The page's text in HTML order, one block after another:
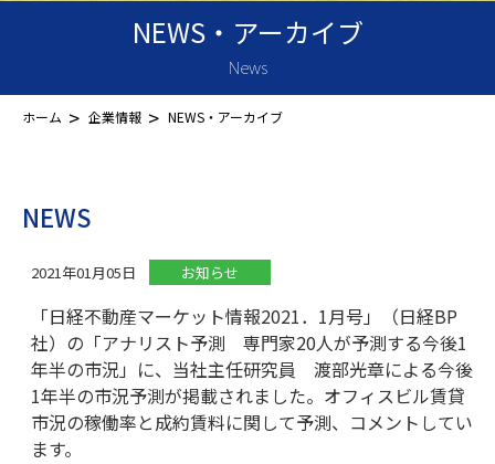
NEWS・アーカイブ
News
ホーム > 企業情報 > NEWS・アーカイブ
NEWS
2021年01月05日 お知らせ
「日経不動産マーケット情報2021．1月号」（日経BP
社）の「アナリスト予測 専門家20人が予測する今後1
年半の市況」に、当社主任研究員 渡部光章による今後
1年半の市況予測が掲載されました。オフィスビル賃貸
市況の稼働率と成約賃料に関して予測、コメントしてい
ます。